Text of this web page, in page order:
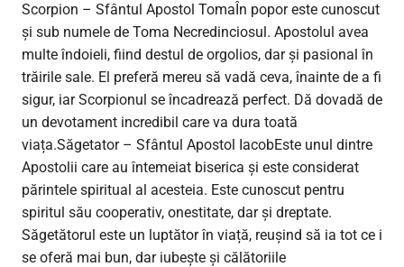
Scorpion – Sfântul Apostol TomaÎn popor este cunoscut
și sub numele de Toma Necredinciosul. Apostolul avea
multe îndoieli, fiind destul de orgolios, dar și pasional în
trăirile sale. El preferă mereu să vadă ceva, înainte de a fi
sigur, iar Scorpionul se încadrează perfect. Dă dovadă de
un devotament incredibil care va dura toată
viața.Săgetator – Sfântul Apostol IacobEste unul dintre
Apostolii care au întemeiat biserica și este considerat
părintele spiritual al acesteia. Este cunoscut pentru
spiritul său cooperativ, onestitate, dar și dreptate.
Săgetătorul este un luptător în viață, reușind să ia tot ce i
se oferă mai bun, dar iubește și călătoriile